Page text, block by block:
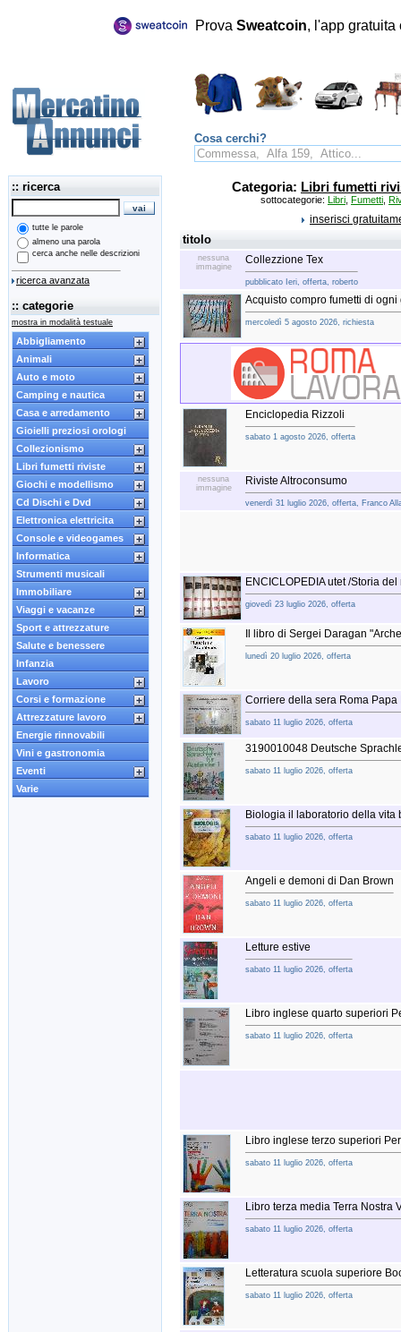
Prova Sweatcoin, l'app
Cosa cerchi?
:: ricerca
tutte le parole
almeno una parola
cerca anche nelle descrizioni
ricerca avanzata
:: categorie
mostra in modalità testuale
Abbigliamento
Animali
Auto e moto
Camping e nautica
Casa e arredamento
Gioielli preziosi orologi
Collezionismo
Libri fumetti riviste
Giochi e modellismo
Cd Dischi e Dvd
Elettronica elettricita
Console e videogames
Informatica
Strumenti musicali
Immobiliare
Viaggi e vacanze
Sport e attrezzature
Salute e benessere
Infanzia
Lavoro
Corsi e formazione
Attrezzature lavoro
Energie rinnovabili
Vini e gastronomia
Eventi
Varie
Categoria: Libri fumetti
sottocategorie: Libri Fumetti
inserisci
titolo
nessuna
immagine
Collezzione Tex
pubblicato Ieri, offerta, roberto
Acquisto compro fumetti di
mercoledì 5 agosto 2026, richiesta
Enciclopedia Rizzoli
sabato 1 agosto 2026, offerta
nessuna
immagine
Riviste Altroconsumo
venerdì 31 luglio 2026, offerta, Franco
ENCICLOPEDIA utet /Storia
giovedì 23 luglio 2026, offerta
Il libro di Sergei Daragan
lunedì 20 luglio 2026, offerta
Corriere della sera Roma Papa
sabato 11 luglio 2026, offerta
3190010048 Deutsche
sabato 11 luglio 2026, offerta
Biologia il laboratorio della vita
sabato 11 luglio 2026, offerta
Angeli e demoni di Dan Brown
sabato 11 luglio 2026, offerta
Letture estive
sabato 11 luglio 2026, offerta
Libro inglese quarto superiori
sabato 11 luglio 2026, offerta
Libro inglese terzo superiori
sabato 11 luglio 2026, offerta
Libro terza media Terra Nostra
sabato 11 luglio 2026, offerta
Letteratura scuola superiore
sabato 11 luglio 2026, offerta